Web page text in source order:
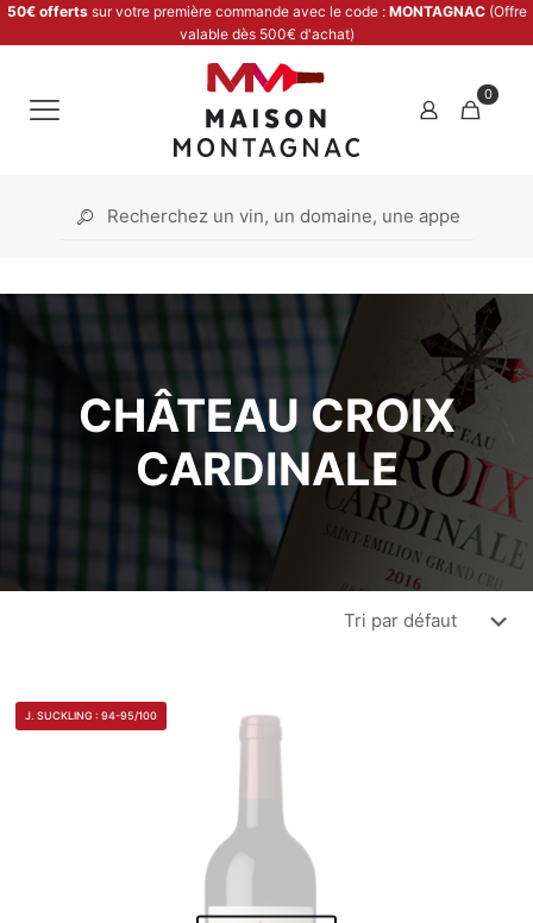
50€ offertssur votre première commande avec le code : MONTAGNAC (Offre
valable dès 500€ d'achat)
0
CHÂTEAU CROIX
CARDINALE
J. SUCKLING : 94-95/100